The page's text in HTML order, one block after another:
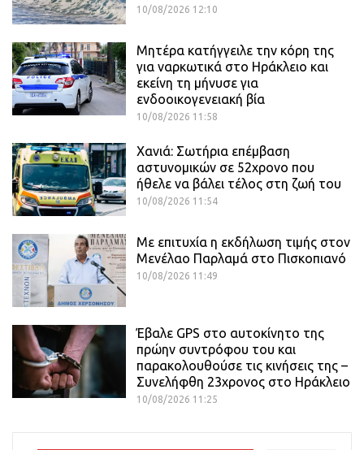
10/08/2026 12:10
Μητέρα κατήγγειλε την κόρη της
για ναρκωτικά στο Ηράκλειο και
εκείνη τη μήνυσε για
ενδοοικογενειακή βία
10/08/2026 11:58
Χανιά: Σωτήρια επέμβαση
αστυνομικών σε 52χρονο που
ήθελε να βάλει τέλος στη ζωή του
10/08/2026 11:54
Με επιτυχία η εκδήλωση τιμής στον
Μενέλαο Παρλαμά στο Πισκοπιανό
10/08/2026 11:49
Έβαλε GPS στο αυτοκίνητο της
πρώην συντρόφου του και
παρακολουθούσε τις κινήσεις της –
Συνελήφθη 23χρονος στο Ηράκλειο
10/08/2026 11:25